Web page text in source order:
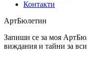
Контакти
АртБюлетин
Запиши се за моя
виждания и тайни за